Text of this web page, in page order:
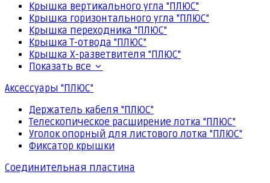
Крышка вертикального угла "ПЛЮС"
Крышка горизонтального угла "ПЛЮС"
Крышка переходника "ПЛЮС"
Крышка Т-отвода "ПЛЮС"
Крышка Х-разветвителя "ПЛЮС"
Показать все
Аксессуары "ПЛЮС"
Держатель кабеля "ПЛЮС"
Телескопическое расширение лотка "ПЛЮС"
Уголок опорный для листового лотка "ПЛЮС"
Фиксатор крышки
Соединительная пластина